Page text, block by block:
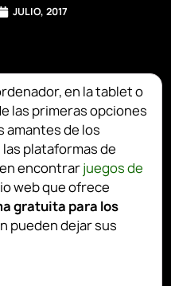
JULIO, 2017
en la tablet o
las primeras opciones
de los
plataformas de
encontrarjuegos de
web que ofrece
gratuita para los
pueden dejar sus